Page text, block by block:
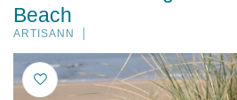
Beach
ARTISANN